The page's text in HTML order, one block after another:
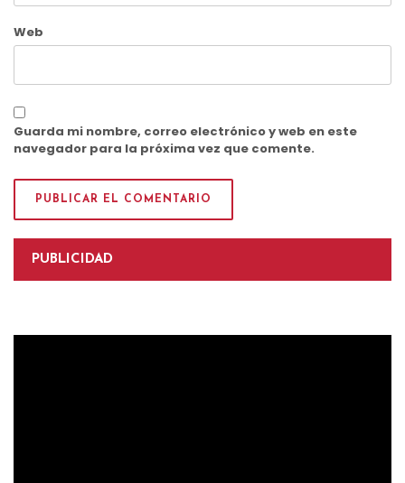
Web
Guarda mi nombre, correo electrónico y web en este
navegador para la próxima vez que comente.
PUBLICIDAD